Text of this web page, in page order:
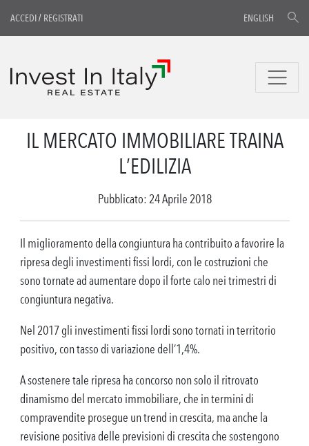
ACCEDI/ REGISTRATI ENGLISH
IL MERCATO IMMOBILIARE TRAINA
L’EDILIZIA
Pubblicato: 24 Aprile 2018
Il miglioramento della congiuntura ha contribuito a favorire la
ripresa degli investimenti fissi lordi, con le costruzioni che
sono tornate ad aumentare dopo il forte calo nei trimestri di
congiuntura negativa.
Nel 2017 gli investimenti fissi lordi sono tornati in territorio
positivo, con tasso di variazione dell’1,4%.
A sostenere tale ripresa ha concorso non solo il ritrovato
dinamismo del mercato immobiliare, che in termini di
compravendite prosegue un trend in crescita, ma anche la
revisione positiva delle previsioni di crescita che sostengono